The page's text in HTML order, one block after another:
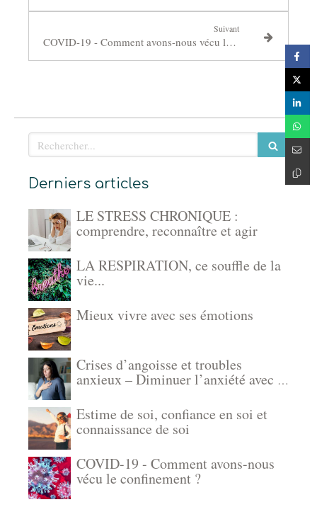
Suivant
COVID-19 - Comment avons-nous vécu le confinement ?
Rechercher
Derniers articles
LE STRESS CHRONIQUE :
comprendre, reconnaître et agir
LA RESPIRATION, ce souffle de la
vie...
Mieux vivre avec ses émotions
Crises d’angoisse et troubles
anxieux – Diminuer l’anxiété avec la
l’hypnose
Estime de soi, confiance en soi et
connaissance de soi
COVID-19 - Comment avons-nous
vécu le confinement ?